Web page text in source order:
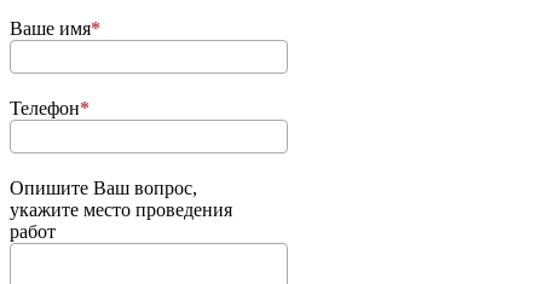
Ваше имя
Телефон
Опишите Ваш вопрос,
укажите место проведения
работ